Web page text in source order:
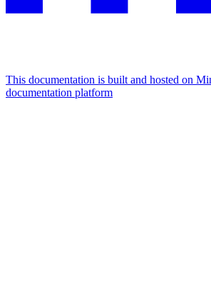
This documentation is built and hosted on
documentation platform